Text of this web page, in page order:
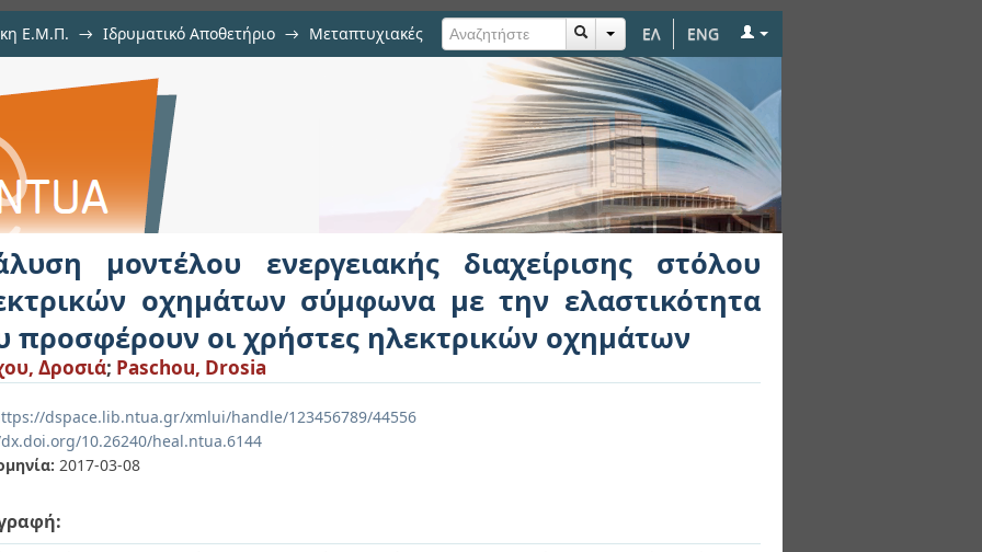
ΕΛ ENG
Ε.Μ.Π. → Ιδρυματικό Αποθετήριο → Μεταπτυχιακές
διαχείρισης στόλου ηλεκτρικών οχημάτων
που προσφέρουν οι χρήστες ηλεκτρικών
μοντέλου ενεργειακής διαχείρισης στόλου
οχημάτων σύμφωνα με την ελαστικότητα
προσφέρουν οι χρήστες ηλεκτρικών οχημάτων
Δροσιά; Paschou, Drosia
dspace.lib.ntua.gr/xmlui/handle/123456789/44556
10.26240/heal.ntua.6144
2017-03-08